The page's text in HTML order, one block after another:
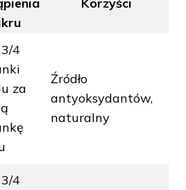
4
za
Źródło
antyoksydantów,
naturalny
4